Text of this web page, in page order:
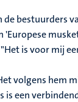
de bestuurders
is voor mij
volgens hem
is een